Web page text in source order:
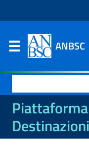
ANBSC
per:
Destinazioni